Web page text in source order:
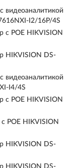
видеоаналитикой
I2/16P/4S
с POE HIKVISION
HIKVISION DS-
видеоаналитикой
I4/4S
с POE HIKVISION
POE HIKVISION
HIKVISION DS-
HIKVISION DS-